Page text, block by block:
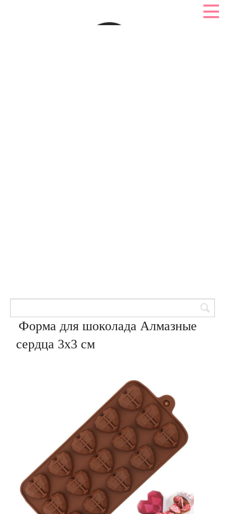
Форма для шоколада Алмазные
сердца 3х3 см